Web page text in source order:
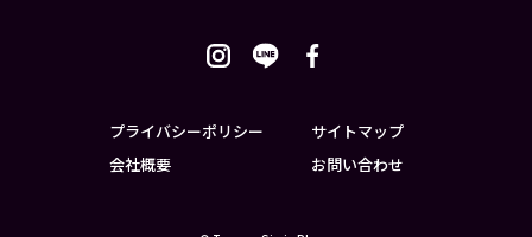
プライバシーポリシー
サイトマップ
会社概要
お問い合わせ